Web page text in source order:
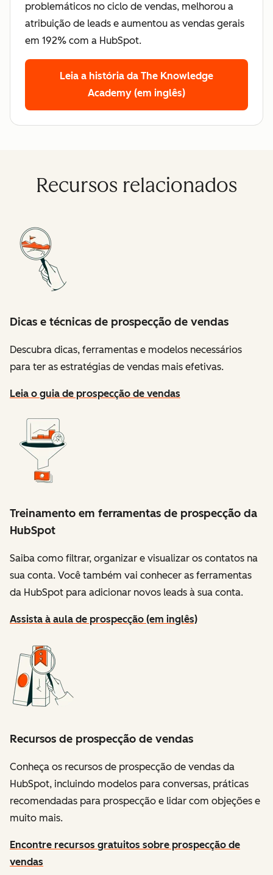
problemáticos no ciclo de vendas, melhorou a
atribuição de leads e aumentou as vendas gerais
em 192% com a HubSpot.
Leia a história da The Knowledge
Academy (em inglês)
Recursos relacionados
Dicas e técnicas de prospecção de vendas
Descubra dicas, ferramentas e modelos necessários
para ter as estratégias de vendas mais efetivas.
Leia o guia de prospecção de vendas
Treinamento em ferramentas de prospecção da
HubSpot
Saiba como filtrar, organizar e visualizar os contatos na
sua conta. Você também vai conhecer as ferramentas
da HubSpot para adicionar novos leads à sua conta.
Assista à aula de prospecção (em inglês)
Recursos de prospecção de vendas
Conheça os recursos de prospecção de vendas da
HubSpot, incluindo modelos para conversas, práticas
recomendadas para prospecção e lidar com objeções e
muito mais.
Encontre recursos gratuitos sobre prospecção de
vendas